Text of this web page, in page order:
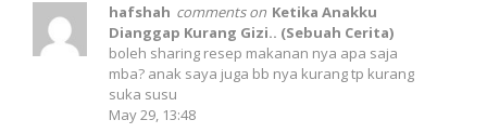
hafshah comments on Ketika Anakku
Dianggap Kurang Gizi.. (Sebuah Cerita)
boleh sharing resep makanan nya apa saja
mba? anak saya juga bb nya kurang tp kurang
suka susu
May 29, 13:48